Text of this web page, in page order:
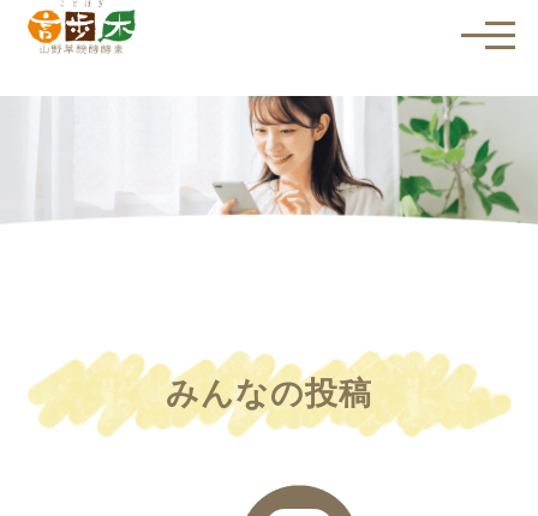
ニ
を
開
く
みんなの投稿